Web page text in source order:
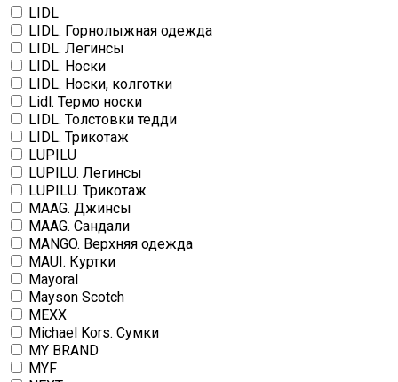
LIDL
LIDL. Горнолыжная одежда
LIDL. Легинсы
LIDL. Носки
LIDL. Носки, колготки
Lidl. Термо носки
LIDL. Толстовки тедди
LIDL. Трикотаж
LUPILU
LUPILU. Легинсы
LUPILU. Трикотаж
MAAG. Джинсы
MAAG. Сандали
MANGO. Верхняя одежда
MAUI. Куртки
Mayoral
Mayson Scotch
MEXX
Michael Kors. Сумки
MY BRAND
MYF